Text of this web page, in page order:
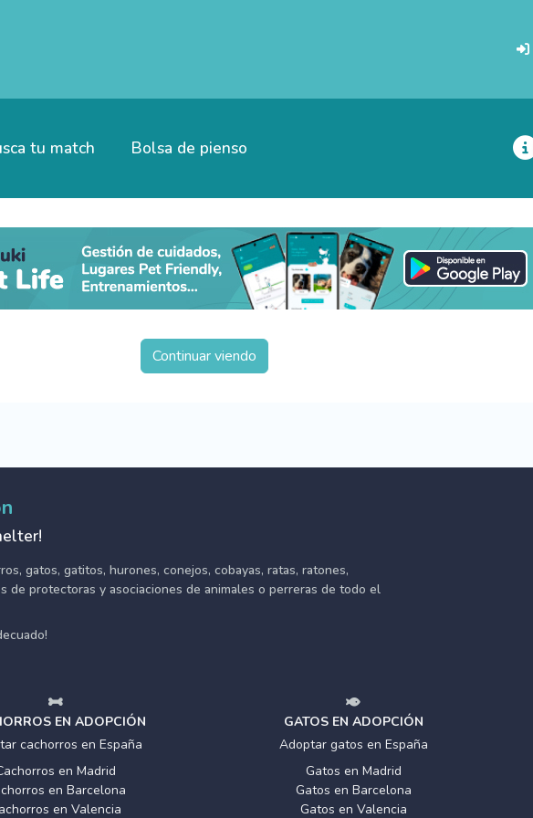
tu match Bolsa de pienso
Continuar viendo
gatos, gatitos, hurones, conejos, cobayas, ratas, ratones,
de protectoras y asociaciones de animales o perreras de todo el
EN ADOPCIÓN
cachorros en España
en Madrid
en Barcelona
en Valencia
GATOS EN ADOPCIÓN
Adoptar gatos en España
Gatos en Madrid
Gatos en Barcelona
Gatos en Valencia